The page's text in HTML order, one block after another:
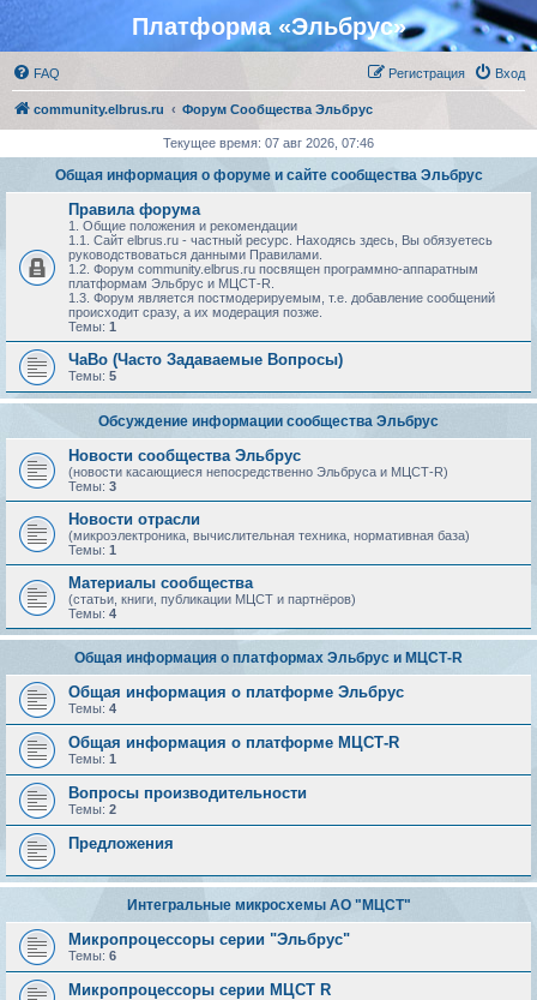
Платформа «Эльбрус»
FAQ Вход
Регистрация
community.elbrus.ru Форум Сообщества Эльбрус
Текущее время: 07 авг 2026, 07:46
Общая информация о форуме и сайте сообщества Эльбрус
Правила форума
1. Общие положения и рекомендации
1.1. Сайт elbrus.ru - частный ресурс. Находясь здесь, Вы обязуетесь
руководствоваться данными Правилами.
1.2. Форум community.elbrus.ru посвящен программно-аппаратным
платформам Эльбрус и МЦСТ-R.
1.3. Форум является постмодерируемым, т.е. добавление сообщений
происходит сразу, а их модерация позже.
Темы: 1
ЧаВо (Часто Задаваемые Вопросы)
Темы: 5
Обсуждение информации сообщества Эльбрус
Новости сообщества Эльбрус
(новости касающиеся непосредственно Эльбруса и МЦСТ-R)
Темы: 3
Новости отрасли
(микроэлектроника, вычислительная техника, нормативная база)
Темы: 1
Материалы сообщества
(статьи, книги, публикации МЦСТ и партнёров)
Темы: 4
Общая информация о платформах Эльбрус и МЦСТ-R
Общая информация о платформе Эльбрус
Темы: 4
Общая информация о платформе МЦСТ-R
Темы: 1
Вопросы производительности
Темы: 2
Предложения
Интегральные микросхемы АО "МЦСТ"
Микропроцессоры серии "Эльбрус"
Темы: 6
Микропроцессоры серии МЦСТ R